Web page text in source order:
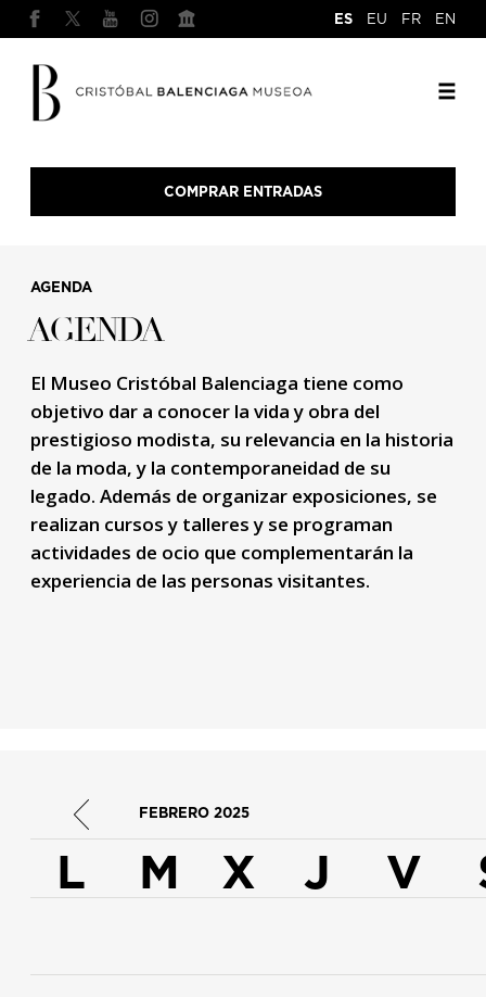
ES EU FR EN
COMPRAR ENTRADAS
AGENDA
AGENDA
El Museo Cristóbal Balenciaga tiene como
objetivo dar a conocer la vida y obra del
prestigioso modista, su relevancia en la historia
de la moda, y la contemporaneidad de su
legado. Además de organizar exposiciones, se
realizan cursos y talleres y se programan
actividades de ocio que complementarán la
experiencia de las personas visitantes.
FEBRERO 2025
L M X J V